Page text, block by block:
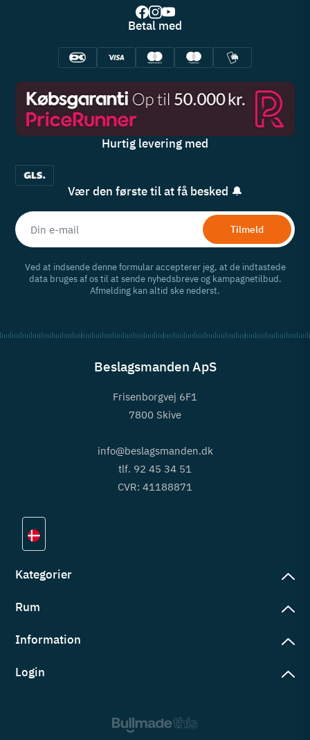
Betal med
Hurtig levering med
Vær den første til at få besked 🔔
Tilmeld
Ved at indsende denne formular accepterer jeg, at de indtastede
data bruges af os til at sende nyhedsbreve og kampagnetilbud.
Afmelding kan altid ske nederst.
Beslagsmanden ApS
Frisenborgvej 6F1
7800 Skive
info@beslagsmanden.dk
tlf. 92 45 34 51
CVR: 41188871
Kategorier
Rum
Information
Login